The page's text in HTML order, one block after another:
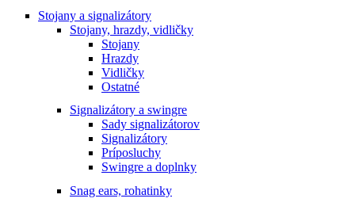
Stojany a signalizátory
Stojany, hrazdy, vidličky
Stojany
Hrazdy
Vidličky
Ostatné
Signalizátory a swingre
Sady signalizátorov
Signalizátory
Príposluchy
Swingre a doplnky
Snag ears, rohatinky